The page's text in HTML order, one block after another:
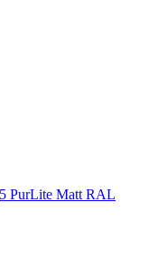
PurLite Matt RAL